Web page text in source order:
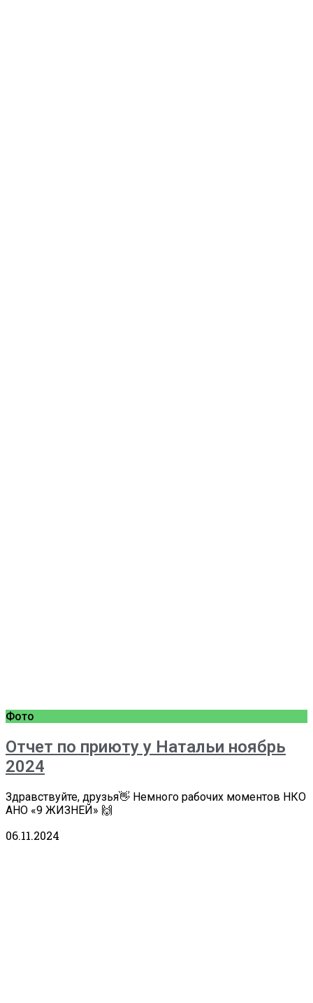
Фото
Отчет по приюту у Натальи ноябрь
2024
Здравствуйте, друзья👋 Немного рабочих моментов НКО
АНО «9 ЖИЗНЕЙ» 🙌
06.11.2024